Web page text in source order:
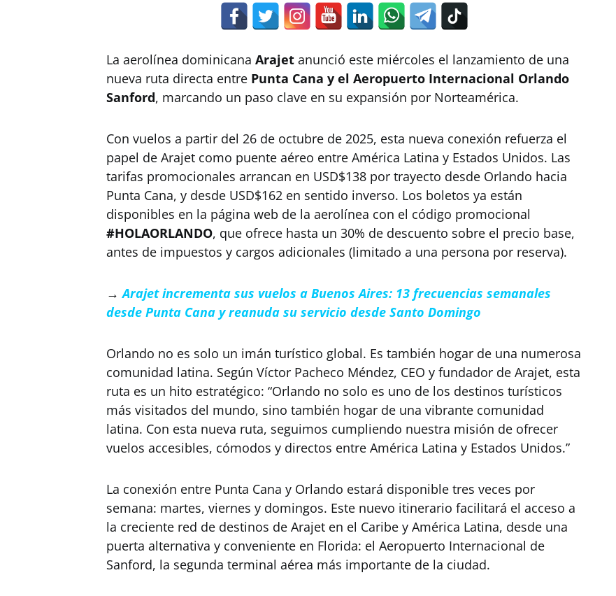
La aerolínea dominicana Arajet anunció este miércoles el lanzamiento de una
nueva ruta directa entre Punta Cana y el Aeropuerto Internacional Orlando
Sanford, marcando un paso clave en su expansión por Norteamérica.
Con vuelos a partir del 26 de octubre de 2025, esta nueva conexión refuerza el
papel de Arajet como puente aéreo entre América Latina y Estados Unidos. Las
tarifas promocionales arrancan en USD$138 por trayecto desde Orlando hacia
Punta Cana, y desde USD$162 en sentido inverso. Los boletos ya están
disponibles en la página web de la aerolínea con el código promocional
#HOLAORLANDO, que ofrece hasta un 30% de descuento sobre el precio base,
antes de impuestos y cargos adicionales (limitado a una persona por reserva).
→Arajet incrementa sus vuelos a Buenos Aires: 13 frecuencias semanales
desde Punta Cana y reanuda su servicio desde Santo Domingo
Orlando no es solo un imán turístico global. Es también hogar de una numerosa
comunidad latina. Según Víctor Pacheco Méndez, CEO y fundador de Arajet, esta
ruta es un hito estratégico: “Orlando no solo es uno de los destinos turísticos
más visitados del mundo, sino también hogar de una vibrante comunidad
latina. Con esta nueva ruta, seguimos cumpliendo nuestra misión de ofrecer
vuelos accesibles, cómodos y directos entre América Latina y Estados Unidos.”
La conexión entre Punta Cana y Orlando estará disponible tres veces por
semana: martes, viernes y domingos. Este nuevo itinerario facilitará el acceso a
la creciente red de destinos de Arajet en el Caribe y América Latina, desde una
puerta alternativa y conveniente en Florida: el Aeropuerto Internacional de
Sanford, la segunda terminal aérea más importante de la ciudad.